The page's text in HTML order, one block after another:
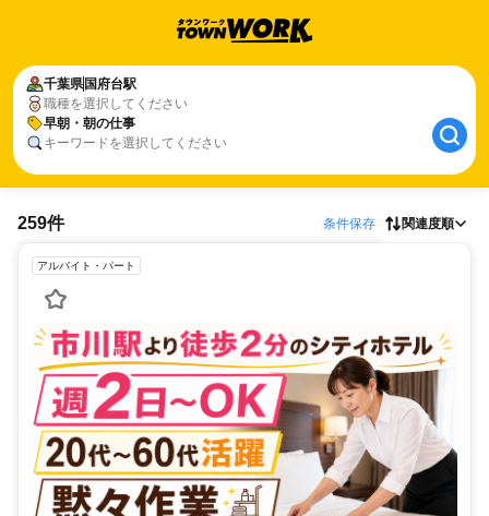
千葉県 国府台駅
職種を選択してください
早朝・朝の仕事
キーワードを選択してください
259件 条件保存 関連度順
アルバイト・パート